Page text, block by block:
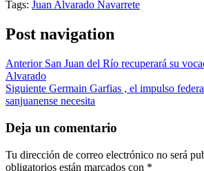
Tags: Juan Alvarado Navarrete
Post navigation
AnteriorSan Juan del Río recuperará su
Alvarado
Siguiente Germain Garfias , el impulso
sanjuanense necesita
Deja un comentario
Tu dirección de correo electrónico no será
obligatorios están marcados con *